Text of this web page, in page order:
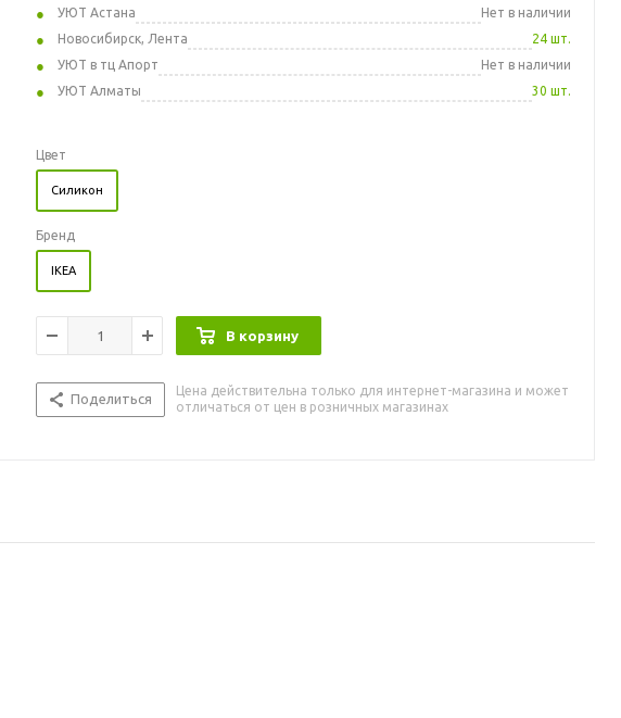
УЮТ Астана
Нет в наличии
Новосибирск, Лента
24 шт.
УЮТ в тц Апорт
Нет в наличии
УЮТ Алматы
30 шт.
Цвет
Силикон
Бренд
IKEA
В корзину
Поделиться
Цена действительна только для интернет-магазина и может
отличаться от цен в розничных магазинах